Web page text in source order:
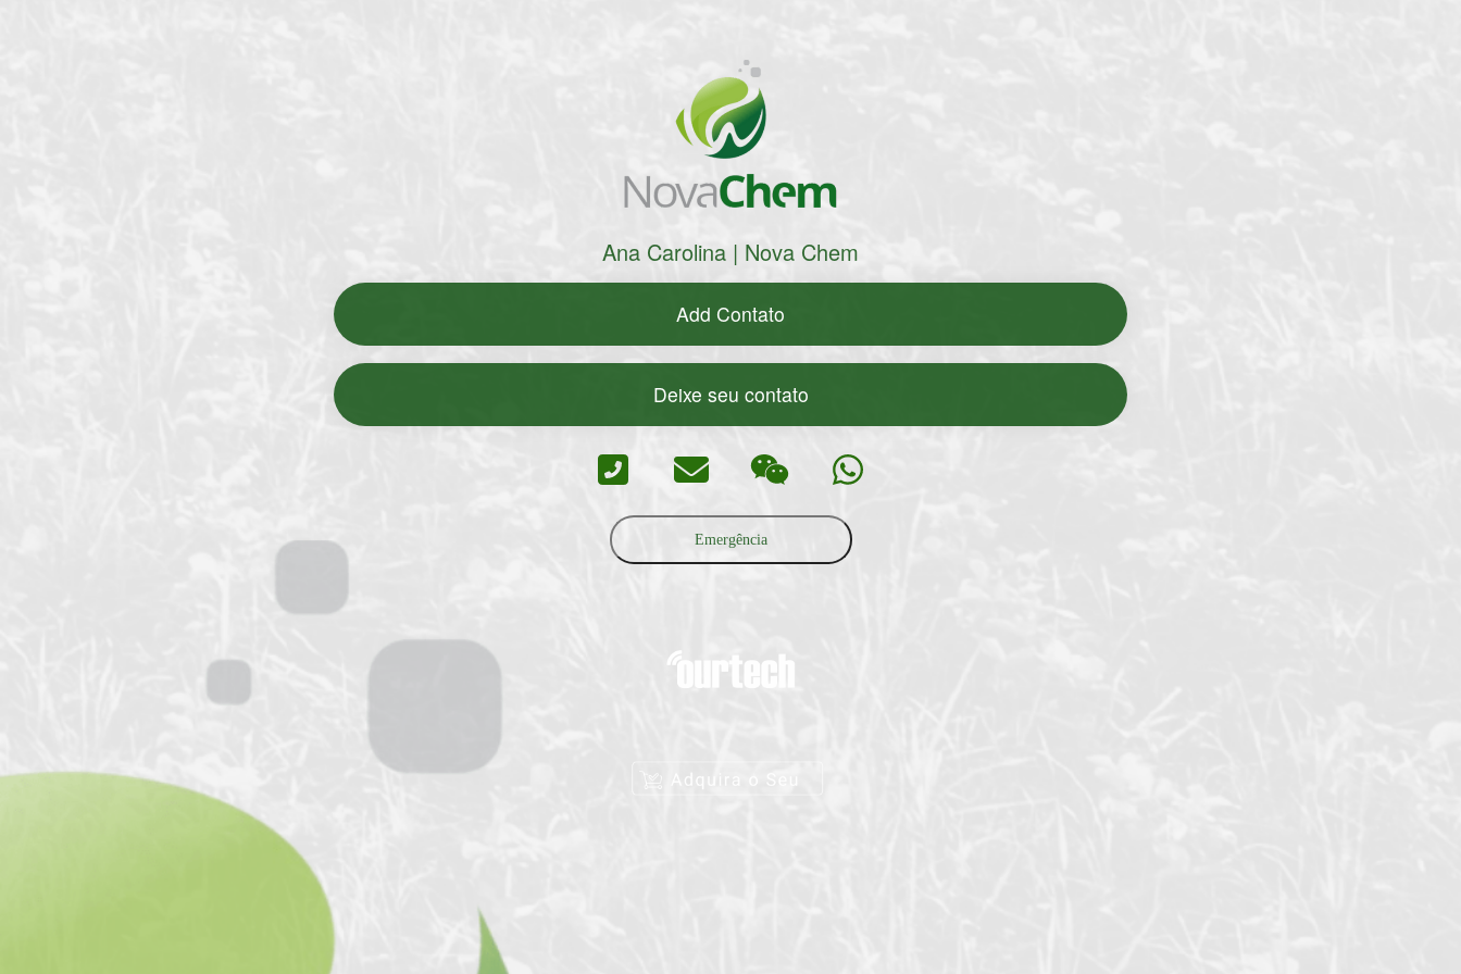
Ana Carolina | Nova Chem
Add Contato
Deixe seu contato
Emergência